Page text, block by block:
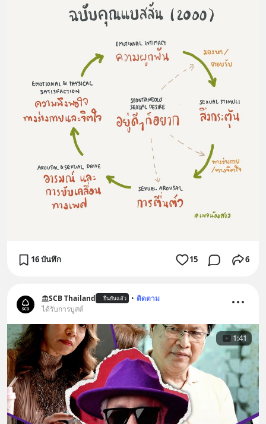
16 บันทึก 15 6
SCB Thailand ยืนยันแล้ว • ติดตาม
ได้รับการบูสต์
1:41